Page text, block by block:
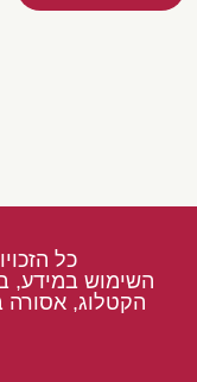
כל
השימוש במידע,
הקטלוג, אסורה